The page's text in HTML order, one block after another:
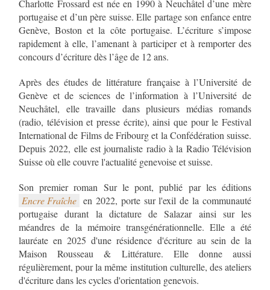
Charlotte Frossard est née en 1990 à Neuchâtel d’une mère
portugaise et d’un père suisse. Elle partage son enfance entre
Genève, Boston et la côte portugaise. L’écriture s’impose
rapidement à elle, l’amenant à participer et à remporter des
concours d’écriture dès l’âge de 12 ans.
Après des études de littérature française à l’Université de
Genève et de sciences de l’information à l’Université de
Neuchâtel, elle travaille dans plusieurs médias romands
(radio, télévision et presse écrite), ainsi que pour le Festival
International de Films de Fribourg et la Confédération suisse.
Depuis 2022, elle est journaliste radio à la Radio Télévision
Suisse où elle couvre l'actualité genevoise et suisse.
Encre Fraîche en 2022, porte sur l'exil de la communauté
portugaise durant la dictature de Salazar ainsi sur les
méandres de la mémoire transgénérationnelle. Elle a été
lauréate en 2025 d'une résidence d'écriture au sein de la
Maison Rousseau & Littérature. Elle donne aussi
régulièrement, pour la même institution culturelle, des ateliers
d'écriture dans les cycles d'orientation genevois.